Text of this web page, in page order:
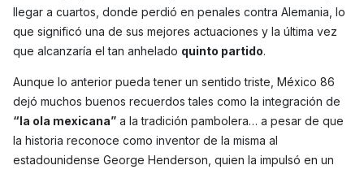
llegar a cuartos, donde perdió en penales contra Alemania, lo
que significó una de sus mejores actuaciones y la última vez
que alcanzaría el tan anhelado quinto partido.
Aunque lo anterior pueda tener un sentido triste, México 86
dejó muchos buenos recuerdos tales como la integración de
“la ola mexicana” a la tradición pambolera… a pesar de que
la historia reconoce como inventor de la misma al
estadounidense George Henderson, quien la impulsó en un